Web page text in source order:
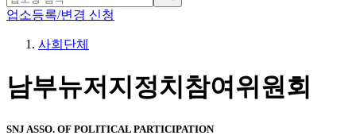
업소등록/변경 신청
사회단체
남부뉴저지정치참여위원회
SNJ ASSO. OF POLITICAL PARTICIPATION